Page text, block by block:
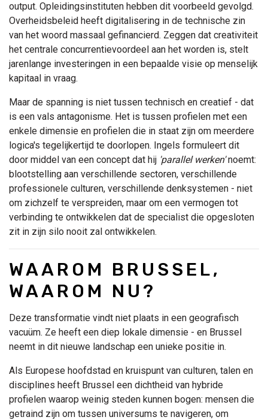
output. Opleidingsinstituten hebben dit voorbeeld gevolgd.
Overheidsbeleid heeft digitalisering in de technische zin
van het woord massaal gefinancierd. Zeggen dat creativiteit
het centrale concurrentievoordeel aan het worden is, stelt
jarenlange investeringen in een bepaalde visie op menselijk
kapitaal in vraag.
Maar de spanning is niet tussen technisch en creatief - dat
is een vals antagonisme. Het is tussen profielen met een
enkele dimensie en profielen die in staat zijn om meerdere
logica's tegelijkertijd te doorlopen. Ingels formuleert dit
door middel van een concept dat hij 'parallel werken'noemt:
blootstelling aan verschillende sectoren, verschillende
professionele culturen, verschillende denksystemen - niet
om zichzelf te verspreiden, maar om een vermogen tot
verbinding te ontwikkelen dat de specialist die opgesloten
zit in zijn silo nooit zal ontwikkelen.
WAAROM BRUSSEL,
WAAROM NU?
Deze transformatie vindt niet plaats in een geografisch
vacuüm. Ze heeft een diep lokale dimensie - en Brussel
neemt in dit nieuwe landschap een unieke positie in.
Als Europese hoofdstad en kruispunt van culturen, talen en
disciplines heeft Brussel een dichtheid van hybride
profielen waarop weinig steden kunnen bogen: mensen die
getraind zijn om tussen universums te navigeren, om